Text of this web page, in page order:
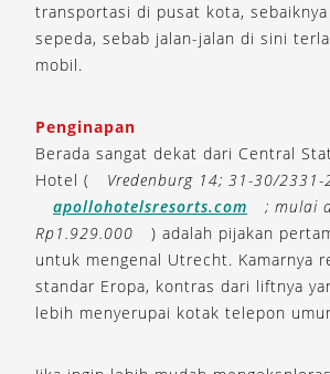
transportasi di pusat kota, sebaiknya
sepeda, sebab jalan-jalan di sini
mobil.
Penginapan
Berada sangat dekat dari Central
Hotel (
Vredenburg 14; 31-30/2331-
apollohotelsresorts.com
; mulai
Rp1.929.000
) adalah pijakan
untuk mengenal Utrecht. Kamarnya
standar Eropa, kontras dari liftnya
lebih menyerupai kotak telepon